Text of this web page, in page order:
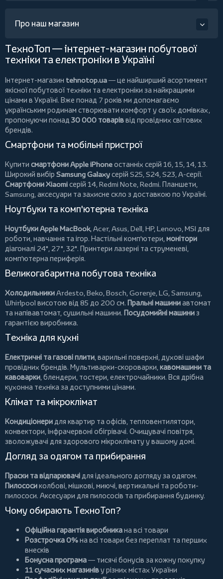
Про наш магазин
ТехноТоп — інтернет-магазин побутової
техніки та електроніки в Україні
Інтернет-магазин tehnotop.ua— це найширший асортимент
якісної побутової техніки та електроніки за найкращими
цінами в Україні. Вже понад 7 років ми допомагаємо
українським родинам створювати комфорт у своїх домівках,
пропонуючи понад 30 000 товаріввід провідних світових
брендів.
Смартфони та мобільні пристрої
Купити смартфони Apple iPhoneостанніх серій 16, 15, 14, 13.
Широкий вибір Samsung Galaxyсерій S25, S24, S23, A-серії.
Смартфони Xiaomiсерій 14, Redmi Note, Redmi. Планшети,
Samsung, аксесуари тазахисне скло з доставкою по Україні.
Ноутбуки та комп'ютерна техніка
Ноутбуки Apple MacBook,Acer,Asus,Dell,HP,Lenovo,MSI для
роботи, навчання та ігор. Настільні комп'ютери,монітори
діагоналі 24", 27", 32". Принтери лазерні та струменеві,
комп'ютерна периферія.
Великогабаритна побутова техніка
ХолодильникиArdesto,Beko,Bosch,Gorenje,LG,Samsung,
Whirlpool висотою від 85 до 200 см. Пральні машиниавтомат
та напівавтомат,сушильні машини. Посудомийні машиниз
гарантією виробника.
Техніка для кухні
Електричні та газові плити, варильні поверхні, духові шафи
провідних брендів. Мультиварки-скороварки,кавомашини та
кавоварки,блендери, тостери,електрочайники. Вся дрібна
кухонна техніка за доступними цінами.
Клімат та мікроклімат
Кондиціонеридля квартир та офісів, тепловентилятори,
конвектори,інфрачервоні обігрівачі. Очищувачі повітря,
зволожувачі для здорового мікроклімату у вашому домі.
Догляд за одягом та прибирання
Праски та відпарювачідля ідеального догляду за одягом.
Пилососиколбові,мішкові,миючі,вертикальні тароботи-
пилососи. Аксесуари для пилососів та прибирання будинку.
Чому обирають ТехноТоп?
Офіційна гарантія виробникана всі товари
Розстрочка 0%на всі товари без переплат та перших
внесків
Бонусна програма— тисячі бонусів за кожну покупку
11 сучасних магазиніву різних містах України